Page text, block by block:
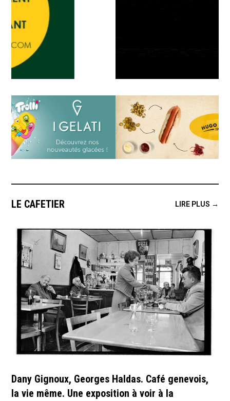
LE CAFETIER LIRE PLUS →
Dany Gignoux, Georges Haldas. Café genevois,
la vie même. Une exposition à voir à la